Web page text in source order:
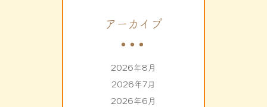
アーカイブ
2026年8月
2026年7月
2026年6月